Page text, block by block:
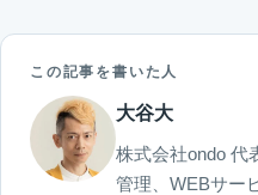
この記事を書いた人
大谷大
株式会社ondo 代
管理、WEBサー